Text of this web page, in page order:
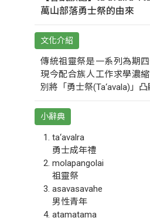
萬山部落勇士祭的由來
文化介紹
傳統祖靈祭是一系列為期
現今配合族人工作求學濃
別將「勇士祭(Ta‘avala)」凸
小辭典
ta‘avalra
勇士成年禮
molapangolai
祖靈祭
asavasavahe
男性青年
atamatama